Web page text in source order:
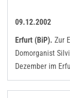
09.12.2002
Erfurt (BiP). Zur
Domorganist
Dezember im